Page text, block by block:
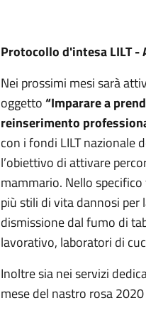
Protocollo d'intesa LILT -
Nei prossimi mesi sarà
oggetto“Imparare a
reinserimento
con i fondi LILT nazionale
l’obiettivo di attivare
mammario. Nello
più stili di vita dannosi per
dismissione dal fumo di
lavorativo, laboratori di
Inoltre sia nei servizi
mese del nastro rosa 2020